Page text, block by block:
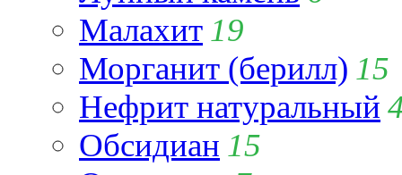
Малахит 19
Морганит (берилл) 15
Нефрит натуральный
Обсидиан 15